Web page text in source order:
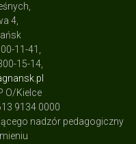
4,
11-41,
15-14,
O/Kielce
9134 0000
nadzór pedagogiczny